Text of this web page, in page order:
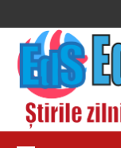
to
content